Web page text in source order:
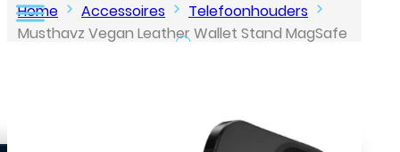
Home Accessoires
Telefoonhouders
Musthavz Vegan Leather Wallet Stand MagSafe